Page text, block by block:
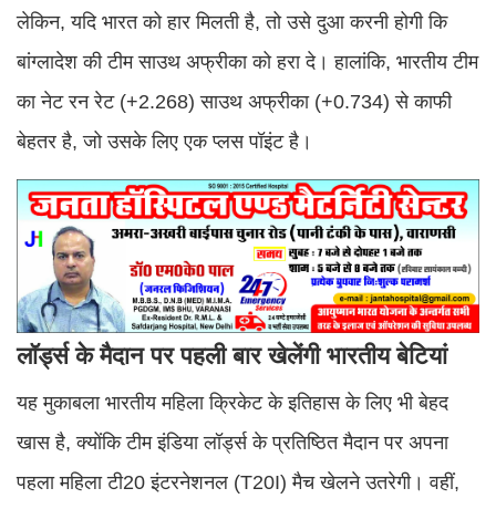
लेकिन, यदि भारत को हार मिलती है, तो उसे दुआ करनी होगी कि
बांग्लादेश की टीम साउथ अफ्रीका को हरा दे। हालांकि, भारतीय टीम
का नेट रन रेट (+2.268) साउथ अफ्रीका (+0.734) से काफी
बेहतर है, जो उसके लिए एक प्लस पॉइंट है।
लॉर्ड्स के मैदान पर पहली बार खेलेंगी भारतीय बेटियां
यह मुकाबला भारतीय महिला क्रिकेट के इतिहास के लिए भी बेहद
खास है, क्योंकि टीम इंडिया लॉर्ड्स के प्रतिष्ठित मैदान पर अपना
पहला महिला टी20 इंटरनेशनल (T20I) मैच खेलने उतरेगी। वहीं,